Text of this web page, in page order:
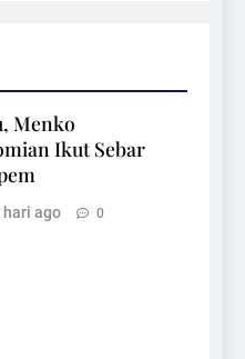
Menko
Ikut Sebar
hari ago 0